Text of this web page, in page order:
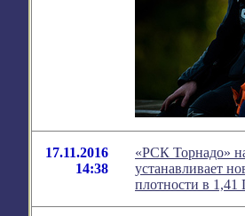
17.11.2016
14:38
«РСК Торнадо»
устанавливает
плотности в